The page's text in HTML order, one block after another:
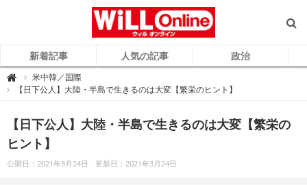
新着記事 人気の記事 政治

L
n
l
i
n
e
（
ウ
米中韓／国際
【日下公人】大陸・半島で生きるのは大変【繁栄のヒント】
【日下公人】大陸・半島で生きるのは大変【繁栄の
ヒント】
公開日：2021年3月24日 更新日：2021年3月24日